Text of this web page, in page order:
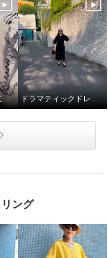
ランティーヴァ アリア ポ
メッシュミニバッグ
ク
ほっこりとポップに冬を楽しことむコートスタイル ドラマティックドレスで秋を楽しむ
ング